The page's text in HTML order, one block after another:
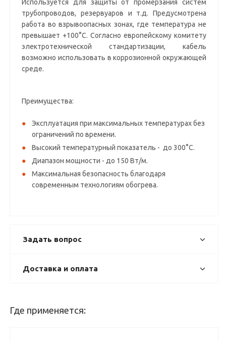
Используется для защиты от промерзания систем
трубопроводов, резервуаров и т.д. Предусмотрена
работа во взрывоопасных зонах, где температура не
превышает +100°С. Согласно европейскому комитету
электротехнической стандартизации, кабель
возможно использовать в коррозионной окружающей
среде.
Преимущества:
Эксплуатация при максимальных температурах без
ограничений по времени.
Высокий температурный показатель - до 300°C.
Диапазон мощности - до 150 Вт/м.
Максимальная безопасность благодаря
современным технологиям обогрева.
Задать вопрос
Доставка и оплата
Где применяется: